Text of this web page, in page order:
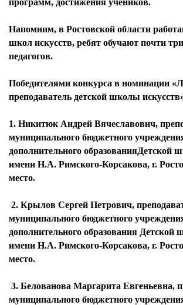
программ, достижения учеников.
Напомним, в Ростовской области
школ искусств, ребят обучают почти
педагогов.
Победителями конкурса в номинации
преподаватель детской школы
1. Никитюк Андрей Вячеславович,
муниципального бюджетного
дополнительного образованияДетской
имени Н.А. Римского-Корсакова, г.
место.
2. Крылов Сергей Петрович,
муниципального бюджетного
дополнительного образования Детской
имени Н.А. Римского-Корсакова, г.
место.
3. Белованова Маргарита Евгеньевна,
муниципального бюджетного